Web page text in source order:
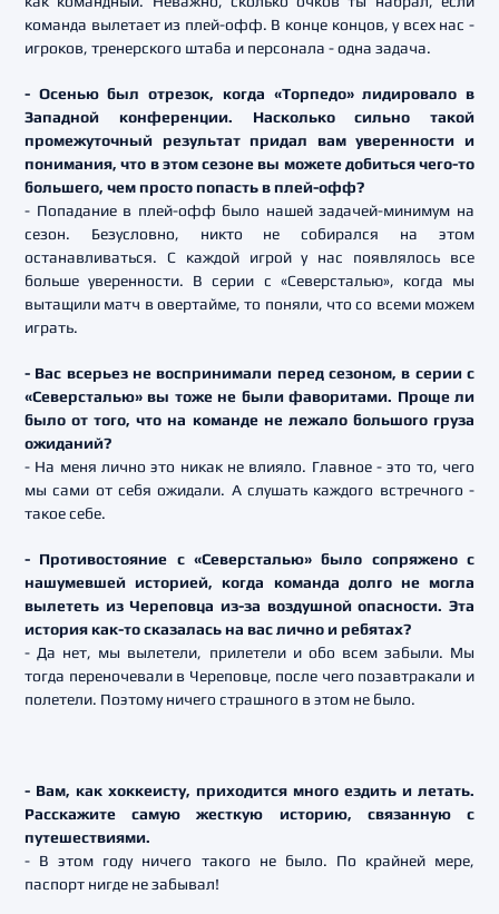
команда вылетает из плей-офф. В конце концов, у всех нас -
игроков, тренерского штаба и персонала - одна задача.
- Осенью был отрезок, когда «Торпедо» лидировало в
Западной конференции. Насколько сильно такой
промежуточный результат придал вам уверенности и
понимания, что в этом сезоне вы можете добиться чего-то
большего, чем просто попасть в плей-офф?
- Попадание в плей-офф было нашей задачей-минимум на
сезон. Безусловно, никто не собирался на этом
останавливаться. С каждой игрой у нас появлялось все
больше уверенности. В серии с «Северсталью», когда мы
вытащили матч в овертайме, то поняли, что со всеми можем
играть.
- Вас всерьез не воспринимали перед сезоном, в серии с
«Северсталью» вы тоже не были фаворитами. Проще ли
было от того, что на команде не лежало большого груза
ожиданий?
- На меня лично это никак не влияло. Главное - это то, чего
мы сами от себя ожидали. А слушать каждого встречного -
такое себе.
- Противостояние с «Северсталью» было сопряжено с
нашумевшей историей, когда команда долго не могла
вылететь из Череповца из-за воздушной опасности. Эта
история как-то сказалась на вас лично и ребятах?
- Да нет, мы вылетели, прилетели и обо всем забыли. Мы
тогда переночевали в Череповце, после чего позавтракали и
полетели. Поэтому ничего страшного в этом не было.
- Вам, как хоккеисту, приходится много ездить и летать.
Расскажите самую жесткую историю, связанную с
путешествиями.
- В этом году ничего такого не было. По крайней мере,
паспорт нигде не забывал!